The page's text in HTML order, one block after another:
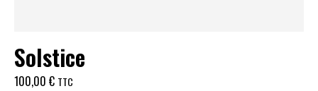
Solstice
100,00 € TTC